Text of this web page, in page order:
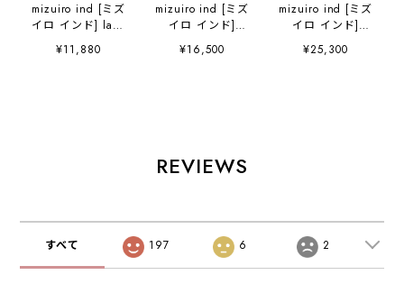
mizuiro ind [ミズ
イロ インド] lace
jacquard P/O [3-
210070] レースジ
¥11,880
mizuiro ind [ミズ
イロ インド]
pleats like crew
neck P/O [3-
LADY'S[2026AW]
¥16,500
mizuiro ind [ミズ
イロ インド]
animal print hood
P/O [3-230142]
¥25,300
REVIEWS
すべて 197 6 2